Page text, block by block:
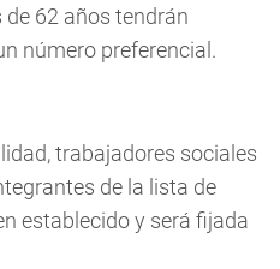
62 años tendrán
número preferencial.
trabajadores sociales
de la lista de
establecido y será fijada